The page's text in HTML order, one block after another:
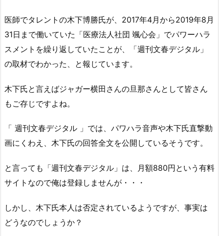
医師でタレントの木下博勝氏が、2017年4月から2019年8月
31日まで働いていた「医療法人社団 颯心会」でパワーハラ
スメントを繰り返していたことが、「週刊文春デジタル」
の取材でわかった、と報じています。
木下氏と言えばジャガー横田さんの旦那さんとして皆さん
もご存じですよね。
「 週刊文春デジタル 」では、パワハラ音声や木下氏直撃動
画にくわえ、木下氏の回答全文を公開しているそうです。
と言っても「週刊文春デジタル」は、月額880円という有料
サイトなので俺は登録しませんが・・・
しかし、木下氏本人は否定されているようですが、事実は
どうなのでしょうか？